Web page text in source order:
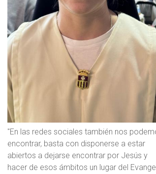
"En las redes sociales también nos
encontrar, basta con disponerse a estar
abiertos a dejarse encontrar por Jesús y
hacer de esos ámbitos un lugar del